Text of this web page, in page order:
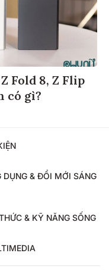
Fold 8, Z Flip
có gì?
DỤNG & ĐỔI MỚI SÁNG
& KỸ NĂNG SỐNG